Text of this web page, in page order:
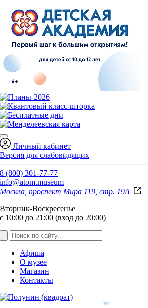
Личный кабинет
Версия для слабовидящих
8 (800) 301-77-77
info@atom.museum
Москва, проспект Мира 119, стр. 19А
Вторник-Воскресенье
с 10:00 до 21:00 (вход до 20:00)
Афиша
О музее
Магазин
Контакты